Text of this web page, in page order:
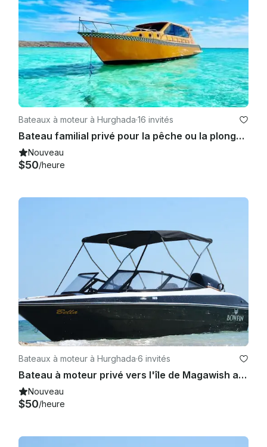
Bateaux à moteur à Hurghada·16 invités
Bateau familial privé pour la pêche ou la plongée en apnée
Nouveau
$50/heure
Bateaux à moteur à Hurghada·6 invités
Bateau à moteur privé vers l'île de Magawish avec plongée en apnée et transfert privé
Nouveau
$50/heure